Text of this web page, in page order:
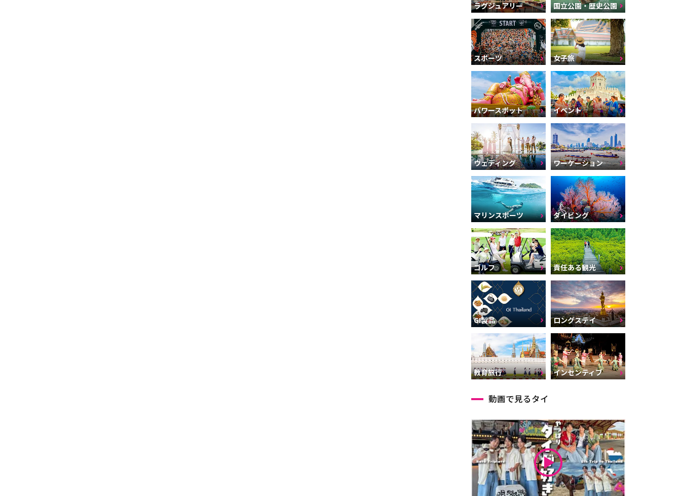
ラグジュアリー 国立公園・歴史公園
スポーツ 女子旅
パワースポット イベント
ウェディング ワーケーション
マリンスポーツ ダイビング
ゴルフ 責任ある観光
GI製品 ロングステイ
教育旅行 インセンティブ
動画で見るタイ